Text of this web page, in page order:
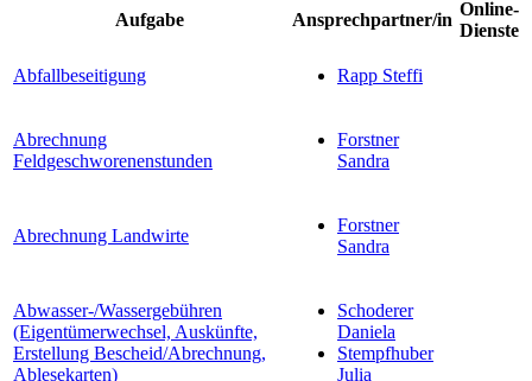
Aufgabe
Ansprechpartner/in
Online-
Dienste
Abfallbeseitigung Rapp Steffi
Abrechnung
Feldgeschworenenstunden
Forstner
Sandra
Abrechnung Landwirte
Forstner
Sandra
Abwasser-/Wassergebühren
(Eigentümerwechsel, Auskünfte,
Erstellung Bescheid/Abrechnung,
Ablesekarten)
Schoderer
Daniela
Stempfhuber
Julia